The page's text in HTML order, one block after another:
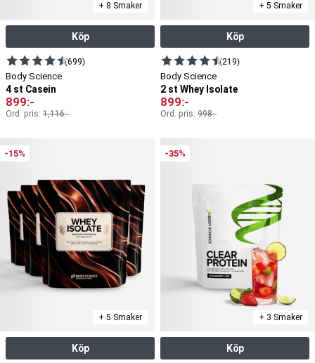
+ 8 Smaker
Köp
(699)
Body Science
4 st Casein
899:-
Ord. pris: 1,116:-
+ 5 Smaker
Köp
(219)
Body Science
2 st Whey Isolate
899:-
Ord. pris: 998:-
-15%
+ 5 Smaker
Köp
-35%
+ 3 Smaker
Köp